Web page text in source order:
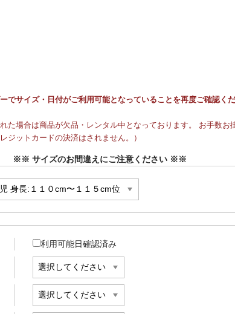
でサイズ・日付がご利用可能となっていることを再度ご確認く
た場合は商品が欠品・レンタル中となっております。 お手数お
ジットカードの決済はされません。）
※※ サイズのお間違えにご注意ください ※※
利用可能日確認済み